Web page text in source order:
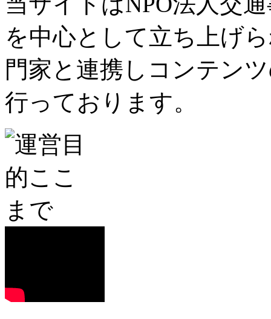
を中心として立ち上げ
門家と連携しコンテン
行っております。